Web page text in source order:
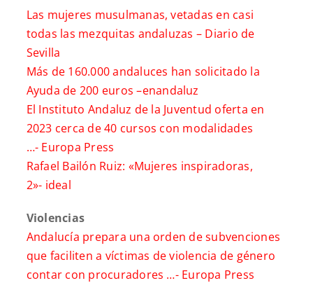
Las mujeres musulmanas, vetadas en casi
todas las mezquitas andaluzas – Diario de
Sevilla
Más de 160.000 andaluces han solicitado la
Ayuda de 200 euros –enandaluz
El Instituto Andaluz de la Juventud oferta en
2023 cerca de 40 cursos con modalidades
…- Europa Press
Rafael Bailón Ruiz: «Mujeres inspiradoras,
2»- ideal
Violencias
Andalucía prepara una orden de subvenciones
que faciliten a víctimas de violencia de género
contar con procuradores …- Europa Press